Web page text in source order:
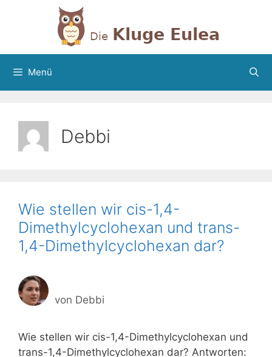
Menü
Debbi
Wie stellen wir cis-1,4-
Dimethylcyclohexan und trans-
1,4-Dimethylcyclohexan dar?
von Debbi
Wie stellen wir cis-1,4-Dimethylcyclohexan und
trans-1,4-Dimethylcyclohexan dar? Antworten: